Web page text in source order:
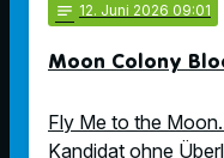
notes 12. Juni 2026 09:01
Moon Colony
Fly Me to the
Kandidat ohne